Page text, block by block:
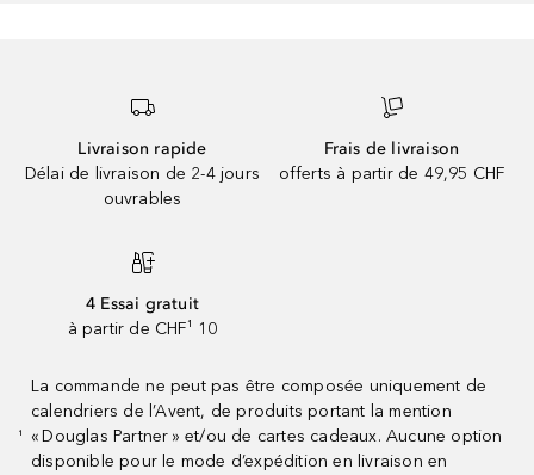
Livraison rapide
Délai de livraison de 2-4 jours
ouvrables
Frais de livraison
offerts à partir de 49,95 CHF
4 Essai gratuit
à partir de CHF¹ 10
¹
La commande ne peut pas être composée uniquement de
calendriers de l’Avent, de produits portant la mention
« Douglas Partner » et/ou de cartes cadeaux. Aucune option
disponible pour le mode d’expédition en livraison en